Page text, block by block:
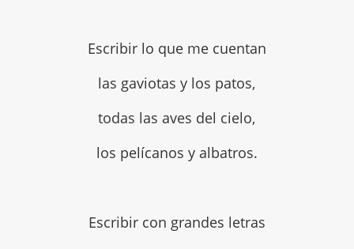
Escribir lo que me cuentan
las gaviotas y los patos,
todas las aves del cielo,
los pelícanos y albatros.
Escribir con grandes letras